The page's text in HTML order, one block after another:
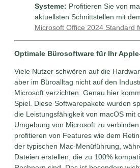
Systeme: Profitieren Sie von
aktuellsten Schnittstellen mit
Microsoft Office 2024 Standard
Optimale Bürosoftware für Ihr
Viele Nutzer schwören auf die
aber im Büroalltag nicht auf den
Microsoft verzichten. Genau hier
Spiel. Diese Softwarepakete wurden
die Leistungsfähigkeit von macOS mit
Umgebung von Microsoft zu
profitieren von Features wie dem
der typischen Mac-Menüführung,
Dateien erstellen, die zu 100%